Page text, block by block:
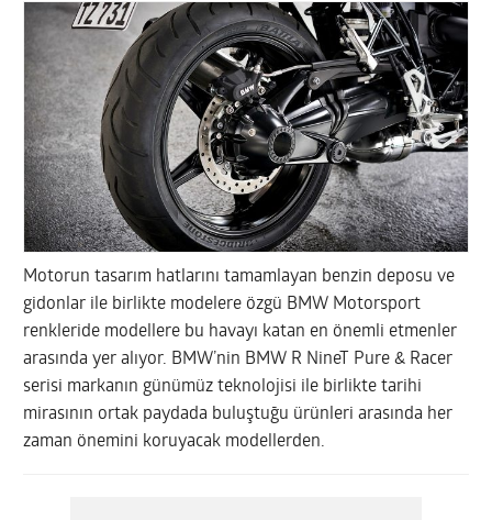
Motorun tasarım hatlarını tamamlayan benzin deposu ve
gidonlar ile birlikte modelere özgü BMW Motorsport
renkleride modellere bu havayı katan en önemli etmenler
arasında yer alıyor. BMW’nin BMW R NineT Pure & Racer
serisi markanın günümüz teknolojisi ile birlikte tarihi
mirasının ortak paydada buluştuğu ürünleri arasında her
zaman önemini koruyacak modellerden.